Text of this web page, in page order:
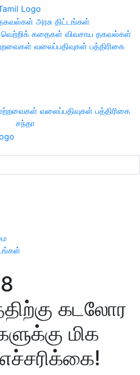
அரசு திட்டங்கள்
வெற்றிக் கதைகள் விவசாய தகவல்கள்
வலைப்பதிவுகள் பத்திரிகை
வலைப்பதிவுகள் பத்திரிகை
சந்தா
கடலோர
மிக